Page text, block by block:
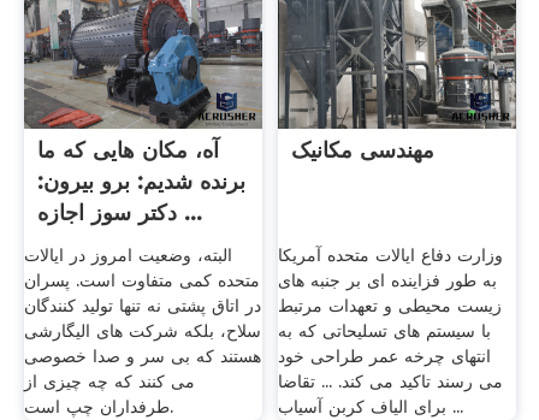
آه، مکان هایی که ما
برنده شدیم: برو بیرون:
دکتر سوز اجازه ...
البته، وضعیت امروز در ایالات
متحده کمی متفاوت است. پسران
در اتاق پشتی نه تنها تولید کنندگان
سلاح، بلکه شرکت های الیگارشی
هستند که بی سر و صدا خصوصی
می کنند که چه چیزی از
طرفداران چپ است.
مهندسی مکانیک
وزارت دفاع ایالات متحده آمریکا
به طور فزاینده ای بر جنبه های
زیست محیطی و تعهدات مرتبط
با سیستم های تسلیحاتی که به
انتهای چرخه عمر طراحی خود
می رسند تاکید می کند. ... تقاضا
برای الیاف کربن آسیاب ...